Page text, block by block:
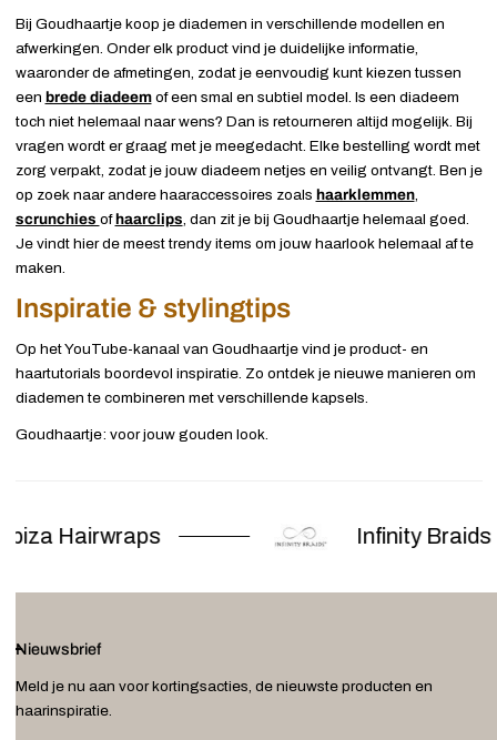
Bij Goudhaartje koop je diademen in verschillende modellen en
afwerkingen. Onder elk product vind je duidelijke informatie,
waaronder de afmetingen, zodat je eenvoudig kunt kiezen tussen
een brede diadeemof een smal en subtiel model. Is een diadeem
toch niet helemaal naar wens? Dan is retourneren altijd mogelijk. Bij
vragen wordt er graag met je meegedacht. Elke bestelling wordt met
zorg verpakt, zodat je jouw diadeem netjes en veilig ontvangt. Ben je
op zoek naar andere haaraccessoires zoals haarklemmen,
scrunchies of haarclips, dan zit je bij Goudhaartje helemaal goed.
Je vindt hier de meest trendy items om jouw haarlook helemaal af te
maken.
Inspiratie & stylingtips
Op het YouTube-kanaal van Goudhaartje vind je product- en
haartutorials boordevol inspiratie. Zo ontdek je nieuwe manieren om
diademen te combineren met verschillende kapsels.
Goudhaartje: voor jouw gouden look.
Hairwraps Infinity Braids
Nieuwsbrief
Meld je nu aan voor kortingsacties, de nieuwste producten en
haarinspiratie.